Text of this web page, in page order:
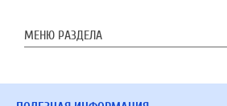
МЕНЮ РАЗДЕЛА